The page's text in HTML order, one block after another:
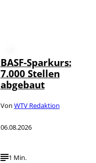
BASF-Sparkurs:
7.000 Stellen
abgebaut
Von WTV Redaktion
06.08.2026
1 Min.